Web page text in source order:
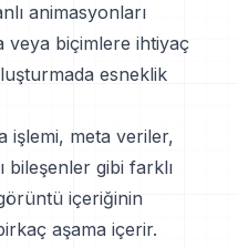
animasyonları
veya biçimlere ihtiyaç
esneklik
işlemi, meta veriler,
bileşenler gibi farklı
içeriğinin
aşama içerir.